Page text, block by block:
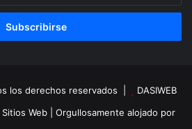
los derechos reservados |
DASIWEB
Web | Orgullosamente alojado por